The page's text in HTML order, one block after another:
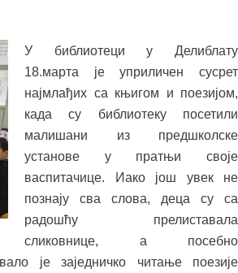
У библиотеци у Делиблату
18.марта је уприличен сусрет
најмлађих са књигом и поезијом,
када су библиотеку посетили
малишани из предшколске
установе у пратњи своје
васпитачице. Иако још увек не
познају сва слова, деца су са
радошћу прелиставала
сликовнице, а посебно
је заједничко читање поезије